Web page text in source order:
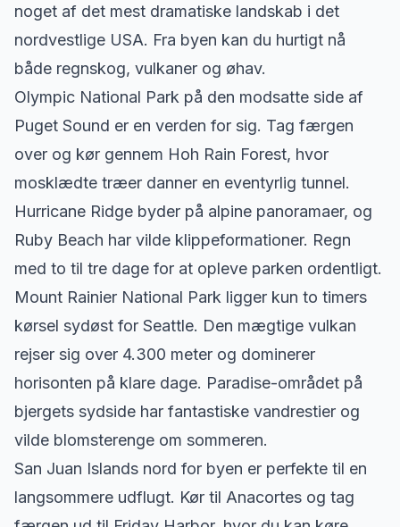
noget af det mest dramatiske landskab i det
nordvestlige USA. Fra byen kan du hurtigt nå
både regnskog, vulkaner og øhav.
Olympic National Park på den modsatte side af
Puget Sound er en verden for sig. Tag færgen
over og kør gennem Hoh Rain Forest, hvor
mosklædte træer danner en eventyrlig tunnel.
Hurricane Ridge byder på alpine panoramaer, og
Ruby Beach har vilde klippeformationer. Regn
med to til tre dage for at opleve parken ordentligt.
Mount Rainier National Park ligger kun to timers
kørsel sydøst for Seattle. Den mægtige vulkan
rejser sig over 4.300 meter og dominerer
horisonten på klare dage. Paradise-området på
bjergets sydside har fantastiske vandrestier og
vilde blomsterenge om sommeren.
San Juan Islands nord for byen er perfekte til en
langsommere udflugt. Kør til Anacortes og tag